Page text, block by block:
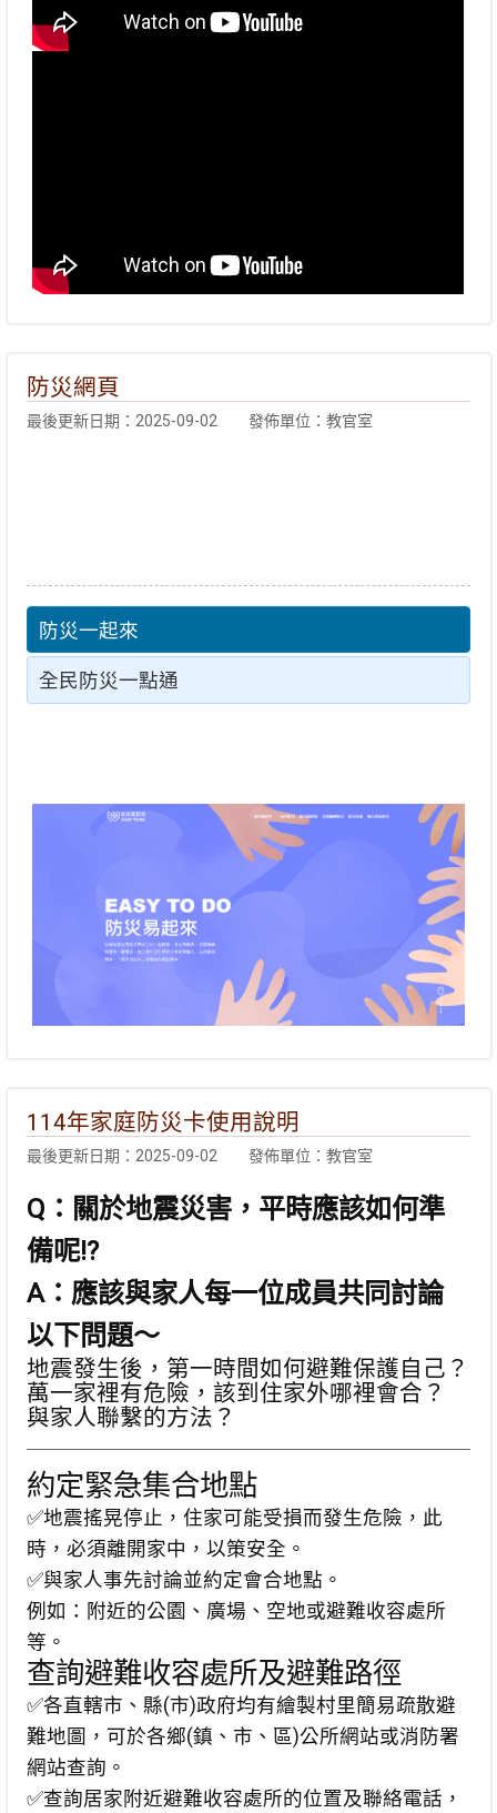
防災網頁
最後更新日期：2025-09-02 發佈單位：教官室
防災一起來
全民防災一點通
114年家庭防災卡使用說明
最後更新日期：2025-09-02 發佈單位：教官室
Q：關於地震災害，平時應該如何準
備呢!?
A：應該與家人每一位成員共同討論
以下問題～
地震發生後，第一時間如何避難保護自己？
萬一家裡有危險，該到住家外哪裡會合？
與家人聯繫的方法？
約定緊急集合地點
✅地震搖晃停止，住家可能受損而發生危險，此
時，必須離開家中，以策安全。
✅與家人事先討論並約定會合地點。
例如：附近的公園、廣場、空地或避難收容處所
等。
查詢避難收容處所及避難路徑
✅各直轄市、縣(市)政府均有繪製村里簡易疏散避
難地圖，可於各鄉(鎮、市、區)公所網站或消防署
網站查詢。
✅查詢居家附近避難收容處所的位置及聯絡電話，